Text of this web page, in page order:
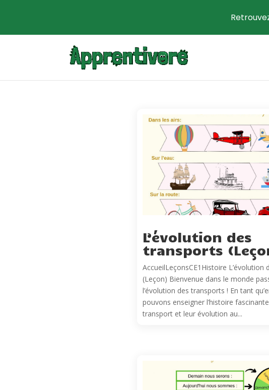
L’évolution des
transports
AccueilLeçonsCE1Histoire L’évolution
(Leçon) Bienvenue dans le monde
l’évolution des transports ! En tant
pouvons enseigner l’histoire
transport et leur évolution au...